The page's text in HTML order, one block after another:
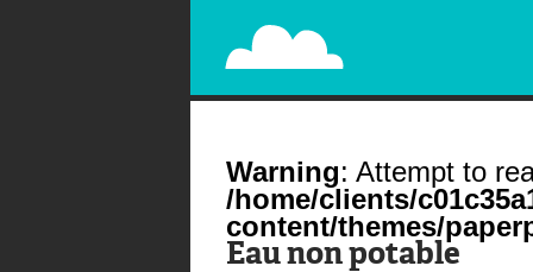
PAPERPLANE
STREET, AMBIENT, GUÉRILLA MARKETING
Warning: Attempt to
/home/clients/
content/themes/
Eau non potable